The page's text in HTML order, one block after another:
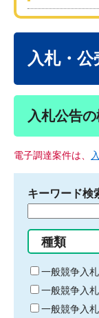
入札・公
入札公告
電子調達案件は、
キーワード検
る
キ
ー
ワ
ー
種類
一般競争入
一般競争入札
一般競争入